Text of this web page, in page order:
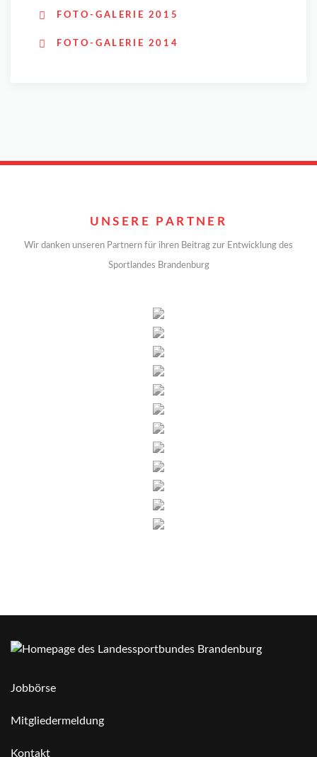
FOTO-GALERIE 2015
FOTO-GALERIE 2014
UNSERE PARTNER
Wir danken unseren Partnern für ihren Beitrag zur Entwicklung des
Sportlandes Brandenburg
Jobbörse
Mitgliedermeldung
Kontakt